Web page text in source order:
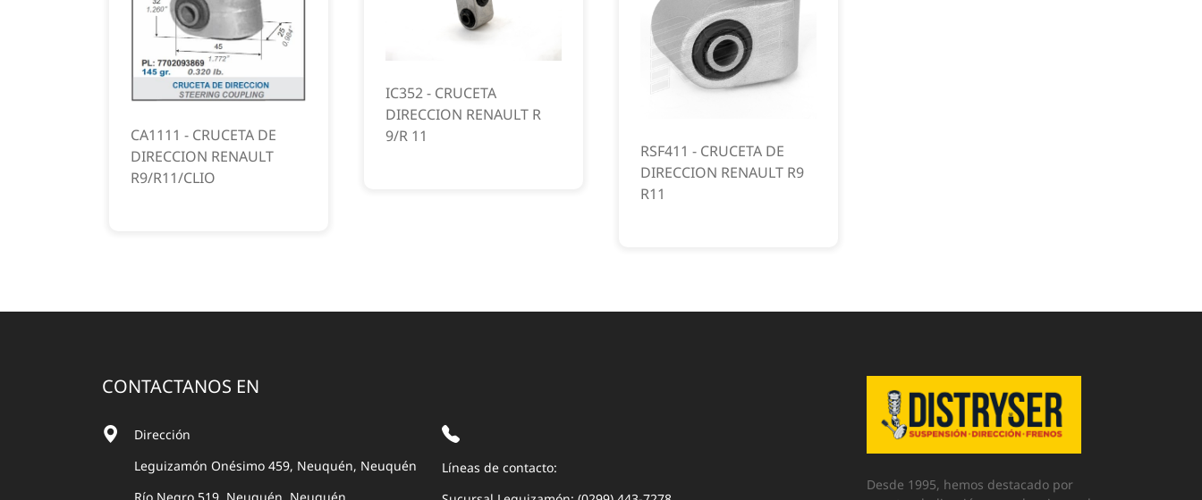
CA1111 - CRUCETA DE
DIRECCION RENAULT
R9/R11/CLIO
IC352 - CRUCETA
DIRECCION RENAULT R
9/R 11
RSF411 - CRUCETA DE
DIRECCION RENAULT R9
R11
CONTACTANOS EN
Dirección
Leguizamón Onésimo 459, Neuquén, Neuquén
Líneas de contacto:
Desde 1995, hemos destacado por